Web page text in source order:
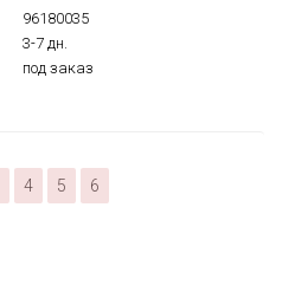
96180035
3-7 дн.
под заказ
4 5 6